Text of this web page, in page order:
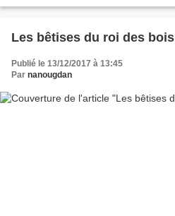
Les bêtises du roi des bois
Publié le 13/12/2017 à 13:45
Par nanougdan